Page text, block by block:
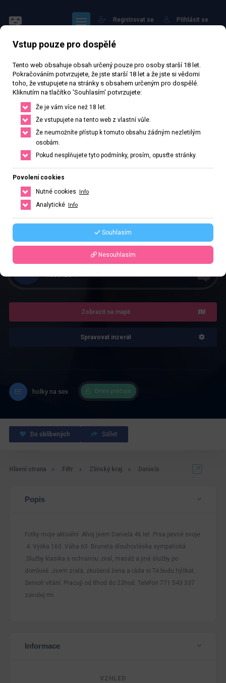
Přihlásit se
Registrovat se
Daniela
Právě otevřeno· Zavírá v 23
58 803 zhlédnutí Ověřený inzerát Aktivní 211 dní
Velehradská třída, Uherské Hradiště, Zlínský kraj, Česká republika
+420 722421013
Řekněte že voláte z webu www.privatzone.com
Recenze: 1
Zobrazit na mapě
Spravovat inzerát
holky na sex Dnes pracuje
Do oblíbených Sdílet
Hlavní strana Filtr Zlínský kraj Daniela
Popis
Fotky moje aktuální .Ahoj jsem Daniela 46 let .Prsa pevné svoje
4. Výška 160. Váha 60. Bruneta dlouhovláska sympatická
.Služby klasika s ochranou ,oral, masáž a jiné služby po
domluvě. Jsem zralá, zkušená žena a ráda si Tě budu hýčkat…
Senioři vítání. Pracuji od 8hod do 23hod. Telefon 771 543 337
zavolej mi.
Informace
VZHLED
Vstup pouze pro dospělé
Tento web obsahuje obsah určený pouze pro osoby starší 18 let.
Pokračováním potvrzujete, že jste starší 18 let a že jste si vědomi
toho, že vstupujete na stránky s obsahem určeným pro dospělé.
Kliknutím na tlačítko 'Souhlasím' potvrzujete:
Že je vám více než 18 let.
Že vstupujete na tento web z vlastní vůle.
Že neumožníte přístup k tomuto obsahu žádným nezletilým
osobám.
Pokud nesplňujete tyto podmínky, prosím, opusťte stránky.
Povolení cookies
Nutné cookies
Info
Analytické Info
Souhlasím
Nesouhlasím